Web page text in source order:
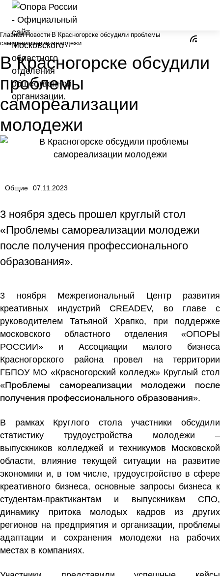
Главная Новости В Красногорске обсудили проблемы
самореализации молодежи
В Красногорске обсудили
проблемы
самореализации
молодежи
Общие 07.11.2023
3 ноября здесь прошел круглый стол
«Проблемы самореализации молодежи
после получения профессионального
образования».
3 ноября Межрегиональный Центр развития
креативных индустрий CREADEV, во главе с
руководителем Татьяной Храпко, при поддержке
московского областного отделения «ОПОРЫ
РОССИИ» и Ассоциации малого бизнеса
Красногорского района провел на территории
ГБПОУ МО «Красногорский колледж» Круглый стол
«Проблемы самореализации молодежи после
получения профессионального образования».
В рамках Круглого стола участники обсудили
статистику трудоустройства молодежи –
выпускников колледжей и техникумов Московской
области, влияние текущей ситуации на развитие
экономики и, в том числе, трудоустройство в сфере
креативного бизнеса, основные запросы бизнеса к
студентам-практикантам и выпускникам СПО,
динамику притока молодых кадров из других
регионов на предприятия и организации, проблемы
адаптации и сохранения молодежи на рабочих
местах в компаниях.